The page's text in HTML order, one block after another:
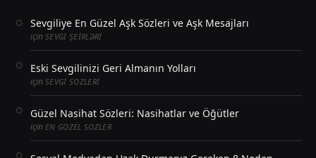
Sevgiliye En Güzel Aşk Sözleri ve Aşk Mesajları
için SEVGI ŞEIRLƏRI
Eski Sevgilinizi Geri Almanın Yolları
için SEVGI SOZLERI
Güzel Nasihat Sözleri: Nasihatlar ve Öğütler
için EN GOZEL SOZLER